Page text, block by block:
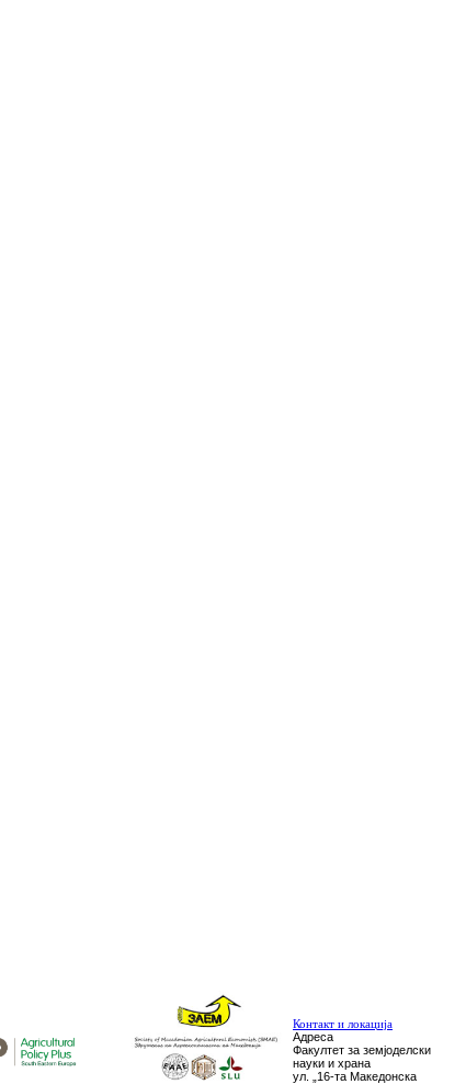
Контакт и локација
Адреса
Факултет за земјоделски
науки и храна
ул. „16-та Македонска